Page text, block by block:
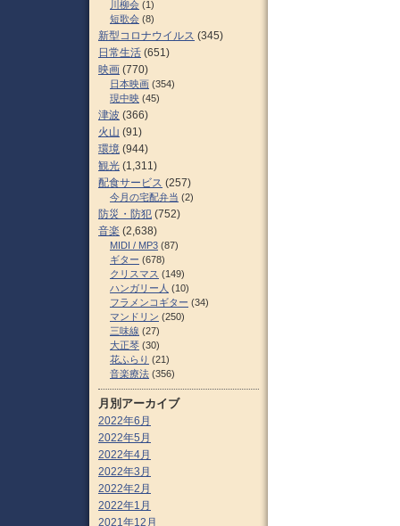
川柳会 (1)
短歌会 (8)
新型コロナウイルス (345)
日常生活 (651)
映画 (770)
日本映画 (354)
現中映 (45)
津波 (366)
火山 (91)
環境 (944)
観光 (1,311)
配食サービス (257)
今月の宅配弁当 (2)
防災・防犯 (752)
音楽 (2,638)
MIDI / MP3 (87)
ギター (678)
クリスマス (149)
ハンガリー人 (10)
フラメンコギター (34)
マンドリン (250)
三味線 (27)
大正琴 (30)
花ふらり (21)
音楽療法 (356)
月別アーカイブ
2022年6月
2022年5月
2022年4月
2022年3月
2022年2月
2022年1月
2021年12月